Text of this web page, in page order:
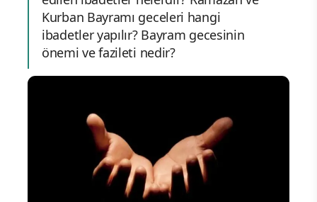
Kurban Bayramı geceleri hangi
ibadetler yapılır? Bayram gecesinin
önemi ve fazileti nedir?